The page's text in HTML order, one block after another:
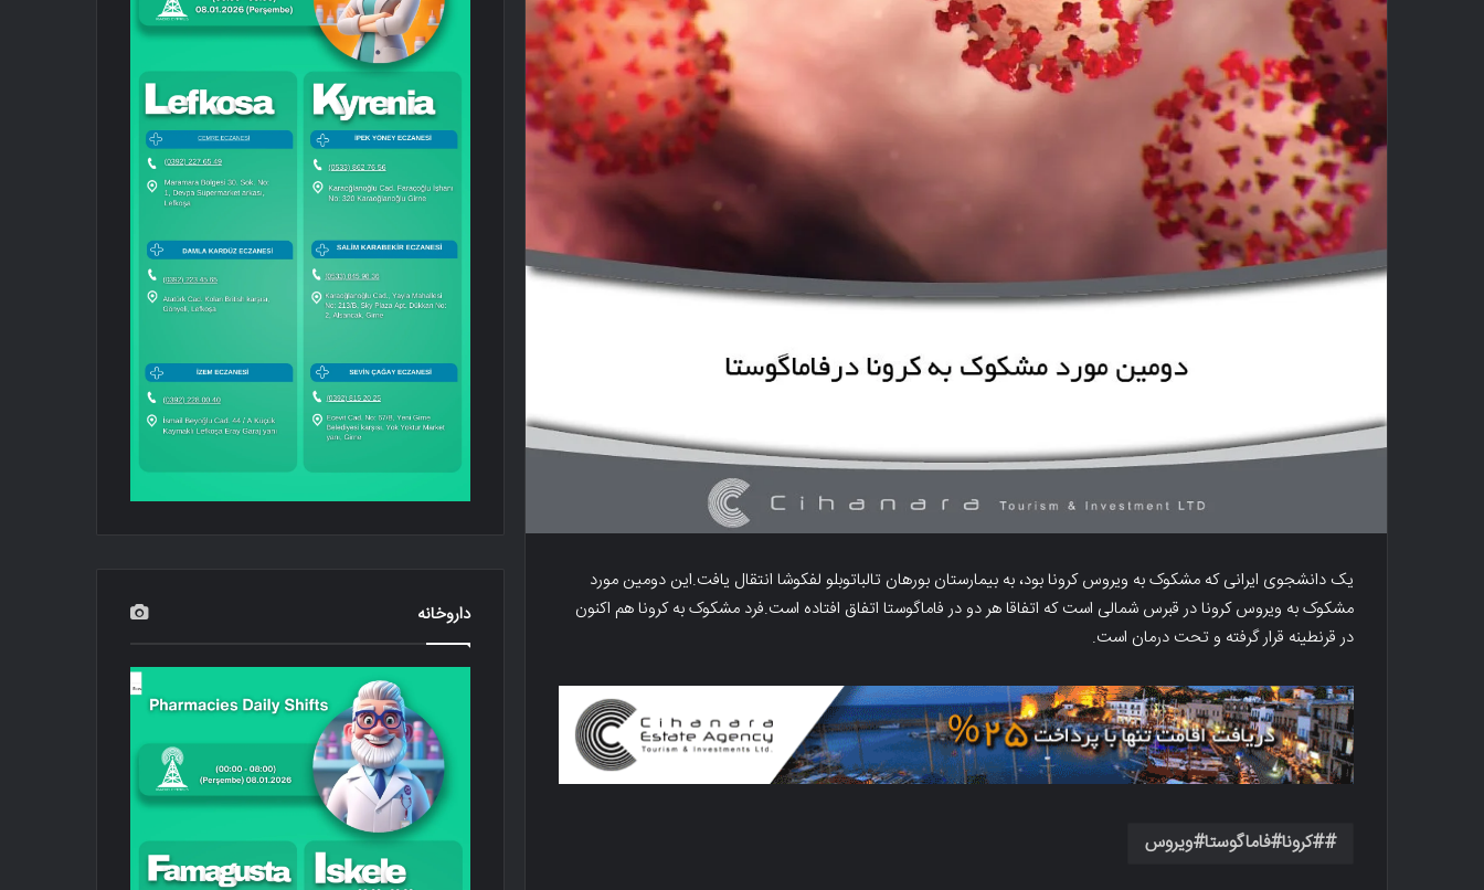
یک دانشجوی ایرانی که مشکوک به ویروس کرونا بود، به بیمارستان بورهان تالباتوبلو لفکوشا انتقال یافت.این دومین مورد
مشکوک به ویروس کرونا در قبرس شمالی است که اتفاقا هر دو در فاماگوستا اتفاق افتاده است.فرد مشکوک به کرونا هم اکنون
در قرنطینه قرار گرفته و تحت درمان است.
#کرونا#فاماگوستا#ویروس
داروخانه